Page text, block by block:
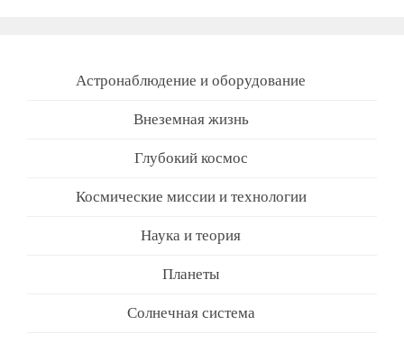
Астронаблюдение и оборудование
Внеземная жизнь
Глубокий космос
Космические миссии и технологии
Наука и теория
Планеты
Солнечная система